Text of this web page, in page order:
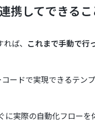
携してできる
ば、 これまで手動で行
ードで実現できるテン
に実際の自動化フローを